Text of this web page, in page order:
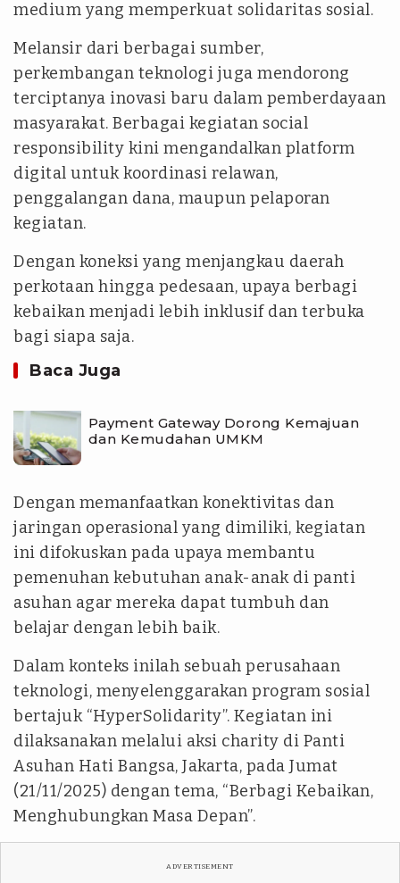
medium yang memperkuat solidaritas sosial.
Melansir dari berbagai sumber,
perkembangan teknologi juga mendorong
terciptanya inovasi baru dalam pemberdayaan
masyarakat. Berbagai kegiatan social
responsibility kini mengandalkan platform
digital untuk koordinasi relawan,
penggalangan dana, maupun pelaporan
kegiatan.
Dengan koneksi yang menjangkau daerah
perkotaan hingga pedesaan, upaya berbagi
kebaikan menjadi lebih inklusif dan terbuka
bagi siapa saja.
Baca Juga
Payment Gateway Dorong Kemajuan
dan Kemudahan UMKM
Dengan memanfaatkan konektivitas dan
jaringan operasional yang dimiliki, kegiatan
ini difokuskan pada upaya membantu
pemenuhan kebutuhan anak-anak di panti
asuhan agar mereka dapat tumbuh dan
belajar dengan lebih baik.
Dalam konteks inilah sebuah perusahaan
teknologi, menyelenggarakan program sosial
bertajuk “HyperSolidarity”. Kegiatan ini
dilaksanakan melalui aksi charity di Panti
Asuhan Hati Bangsa, Jakarta, pada Jumat
(21/11/2025) dengan tema, “Berbagi Kebaikan,
Menghubungkan Masa Depan”.
ADVERTISEMENT